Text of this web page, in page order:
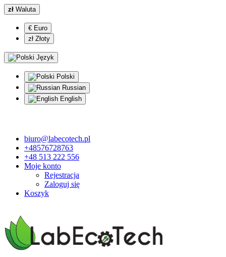
zł Waluta
€ Euro
zł Złoty
Język
Polski
Russian
English
biuro@labecotech.pl
+48576728763
+48 513 222 556
Moje konto
Rejestracja
Zaloguj się
Koszyk